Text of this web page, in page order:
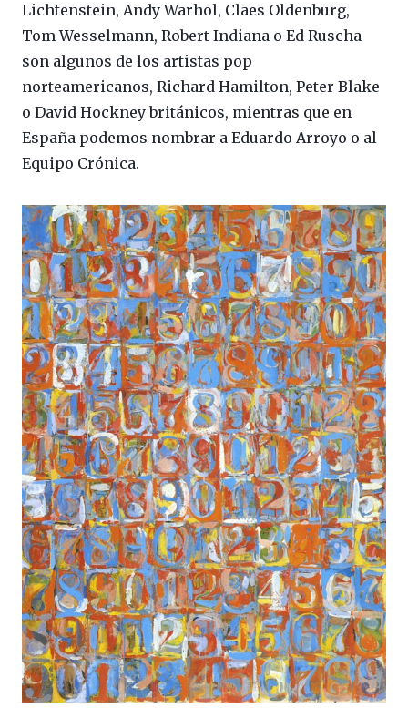
Lichtenstein, Andy Warhol, Claes Oldenburg,
Tom Wesselmann, Robert Indiana o Ed Ruscha
son algunos de los artistas pop
norteamericanos, Richard Hamilton, Peter Blake
o David Hockney británicos, mientras que en
España podemos nombrar a Eduardo Arroyo o al
Equipo Crónica.